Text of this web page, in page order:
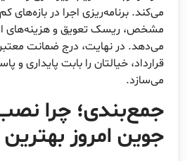
می‌کند. برنامه‌ریزی اجرا در بازه‌های
مشخص، ریسک تعویق و هزینه‌های
می‌دهد. در نهایت، درج ضمانت
قرارداد، خیالتان را بابت پایداری و
می‌سازد.
جمع‌بندی؛ چرا نصب
جوین امروز